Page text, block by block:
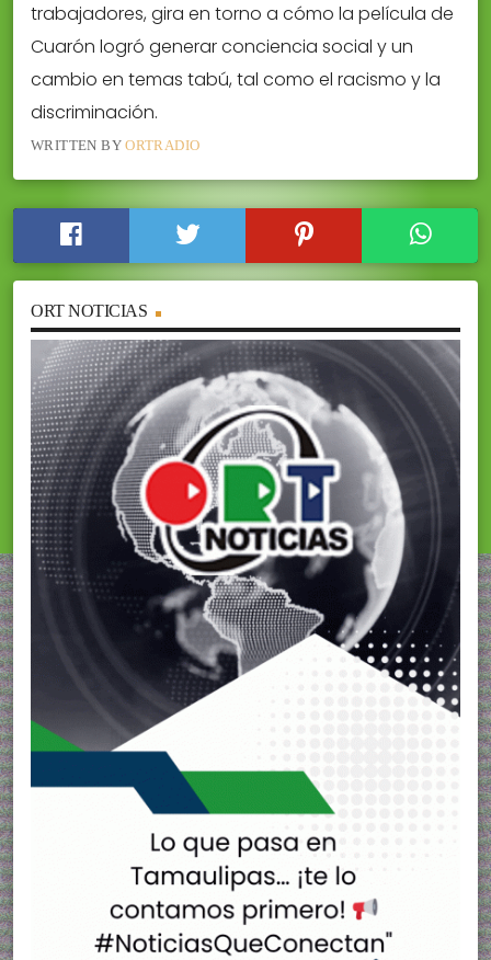
trabajadores, gira en torno a cómo la película de
Cuarón logró generar conciencia social y un
cambio en temas tabú, tal como el racismo y la
discriminación.
WRITTEN BYORTRADIO
ORT NOTICIAS